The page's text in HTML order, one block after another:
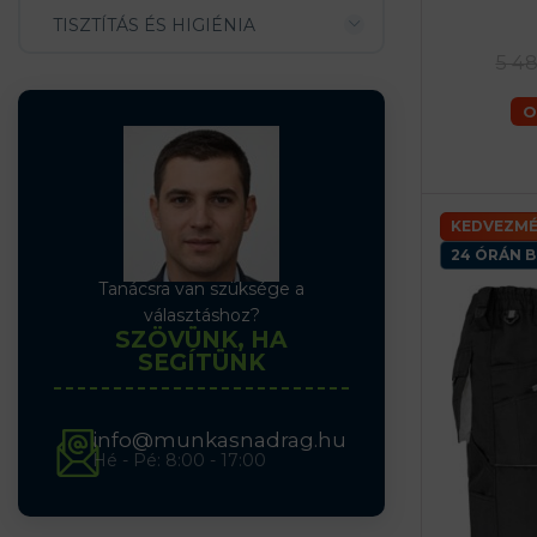
TISZTÍTÁS ÉS HIGIÉNIA
Tanácsra van szüksége a
választáshoz?
SZÖVÜNK, HA
SEGÍTÜNK
info@munkasnadrag.hu
Hé - Pé: 8:00 - 17:00
46 (S)
24 ÓRÁN